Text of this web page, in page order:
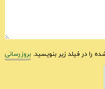
را در فیلد زیر بنویسید. بروزرسانی